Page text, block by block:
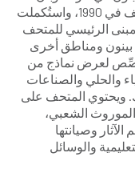
بمديرية الحدأ بمحافظة ذمار. وأُنشِئَ المتحف في 1990، واستُكملت
في 2003. ويضم المبنى الرئيسي للمتحف
بينون ومناطق أخرى
خُصِّص لعرض نماذج من
والحلي والصناعات
ويحتوي المتحف على
الشعبي،
وصيانتها
والوسائل